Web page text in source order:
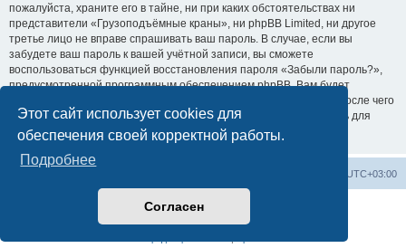
Этот сайт использует cookies для
обеспечения своей корректной работы.
Подробнее
Согласен
пожалуйста, храните его в тайне, ни при каких обстоятельствах ни
представители «Грузоподъёмные краны», ни phpBB Limited, ни другое
третье лицо не вправе спрашивать ваш пароль. В случае, если вы
забудете ваш пароль к вашей учётной записи, вы сможете
воспользоваться функцией восстановления пароля «Забыли пароль?»,
предусмотренной программным обеспечением phpBB. Вам будет
необходимо ввести ваше имя пользователя и ваш адрес email, после чего
программное обеспечение phpBB сгенерирует вам новый пароль для
вашей учётной записи.
UTC+03:00
Создано на основеphpBB® Forum Software © phpBB Limited
Русская поддержка phpBB